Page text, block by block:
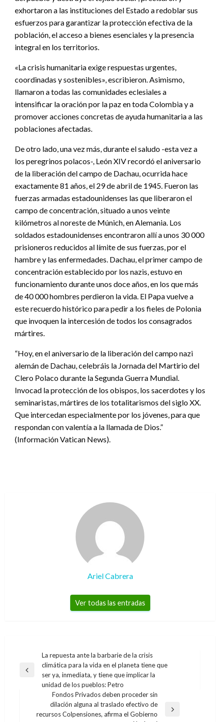
exhortaron a las instituciones del Estado a redoblar sus
esfuerzos para garantizar la protección efectiva de la
población, el acceso a bienes esenciales y la presencia
integral en los territorios.
«La crisis humanitaria exige respuestas urgentes,
coordinadas y sostenibles», escribieron. Asimismo,
llamaron a todas las comunidades eclesiales a
intensificar la oración por la paz en toda Colombia y a
promover acciones concretas de ayuda humanitaria a las
poblaciones afectadas.
De otro lado, una vez más, durante el saludo -esta vez a
los peregrinos polacos-, León XIV recordó el aniversario
de la liberación del campo de Dachau, ocurrida hace
exactamente 81 años, el 29 de abril de 1945. Fueron las
fuerzas armadas estadounidenses las que liberaron el
campo de concentración, situado a unos veinte
kilómetros al noreste de Múnich, en Alemania. Los
soldados estadounidenses encontraron allí a unos 30 000
prisioneros reducidos al límite de sus fuerzas, por el
hambre y las enfermedades. Dachau, el primer campo de
concentración establecido por los nazis, estuvo en
funcionamiento durante unos doce años, en los que más
de 40 000 hombres perdieron la vida. El Papa vuelve a
este recuerdo histórico para pedir a los fieles de Polonia
que invoquen la intercesión de todos los consagrados
mártires.
“Hoy, en el aniversario de la liberación del campo nazi
alemán de Dachau, celebráis la Jornada del Martirio del
Clero Polaco durante la Segunda Guerra Mundial.
Invocad la protección de los obispos, los sacerdotes y los
seminaristas, mártires de los totalitarismos del siglo XX.
Que intercedan especialmente por los jóvenes, para que
respondan con valentía a la llamada de Dios.”
(Información Vatican News).
Ariel Cabrera
Ver todas las entradas
Navegación
de
entradas
Entrada
anterior
La repuesta ante la barbarie de la crisis
climática para la vida en el planeta tiene que
ser ya, inmediata, y tiene que implicar la
unidad de los pueblos: Petro
Entrada
Fondos Privados deben proceder sin
dilación alguna al traslado efectivo de
recursos Colpensiones, afirma el Gobierno